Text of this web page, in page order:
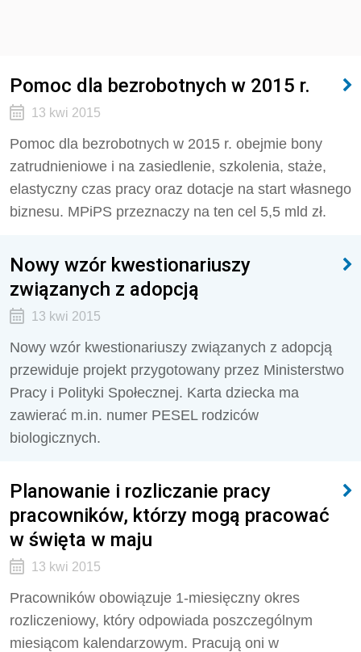
Pomoc dla bezrobotnych w 2015 r.
13 kwi 2015
Pomoc dla bezrobotnych w 2015 r. obejmie bony
zatrudnieniowe i na zasiedlenie, szkolenia, staże,
elastyczny czas pracy oraz dotacje na start własnego
biznesu. MPiPS przeznaczy na ten cel 5,5 mld zł.
Nowy wzór kwestionariuszy
związanych z adopcją
13 kwi 2015
Nowy wzór kwestionariuszy związanych z adopcją
przewiduje projekt przygotowany przez Ministerstwo
Pracy i Polityki Społecznej. Karta dziecka ma
zawierać m.in. numer PESEL rodziców
biologicznych.
Planowanie i rozliczanie pracy
pracowników, którzy mogą pracować
w święta w maju
13 kwi 2015
Pracowników obowiązuje 1-miesięczny okres
rozliczeniowy, który odpowiada poszczególnym
miesiącom kalendarzowym. Pracują oni w